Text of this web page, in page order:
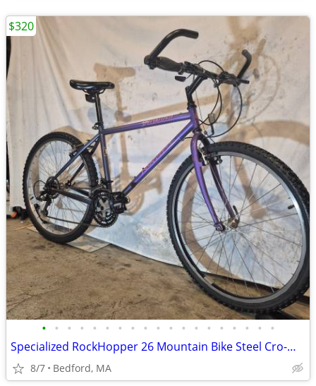
• • • • • • • • • • • • • • • • • • •
Specialized RockHopper 26 Mountain Bike Steel Cro-Molly Frame
8/7 Bedford, MA
$320